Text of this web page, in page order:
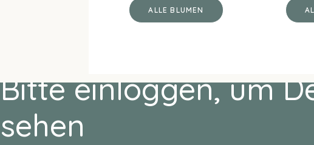
ALLE BLUMEN
Bitte einloggen, um
sehen